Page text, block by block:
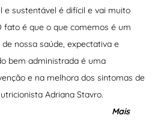
e sustentável é difícil e vai muito
fato é que o que comemos é um
nossa saúde, expectativa e
bem administrada é uma
e na melhora dos sintomas de
Adriana Stavro.
Mais